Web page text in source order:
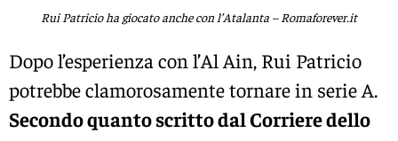
Rui Patricio ha giocato anche con l’Atalanta – Romaforever.it
Dopo l’esperienza con l’Al Ain, Rui Patricio
potrebbe clamorosamente tornare in serie A.
Secondo quanto scritto dal Corriere dello